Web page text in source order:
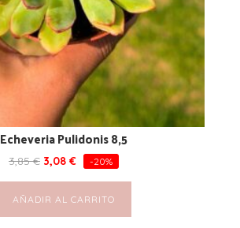
Echeveria Pulidonis 8,5
3,85€ 3,08 € -20%
AÑADIR AL CARRITO